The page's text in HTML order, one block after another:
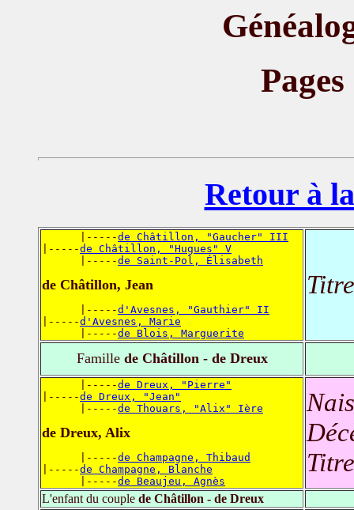
Retour à
      |-----
de Châtillon, "Gaucher" III
|-----de Châtillon, "Hugues" V
      |-----
de Saint-Pol, Élisabeth
de Châtillon, Jean
      |-----
d'Avesnes, "Gauthier" II
|-----d'Avesnes, Marie
      |-----
de Blois, Marguerite
Famillede Châtillon - de Dreux
      |-----
de Dreux, "Pierre"
|-----de Dreux, "Jean"
      |-----
de Thouars, "Alix" Ière
de Dreux, Alix
      |-----
de Champagne, Thibaud
|-----de Champagne, Blanche
      |-----
de Beaujeu, Agnès
L'enfant du couple de Châtillon - de Dreux